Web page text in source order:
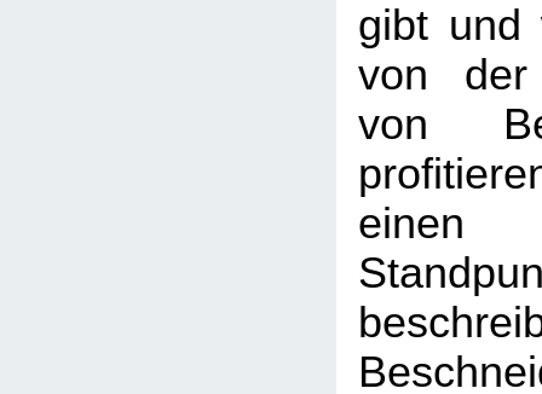
gibt und
von der
von
einen